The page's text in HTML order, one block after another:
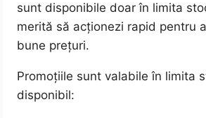
sunt disponibile doar în limita
merită să acționezi rapid pentru
bune prețuri.
Promoțiile sunt valabile în limita
disponibil: